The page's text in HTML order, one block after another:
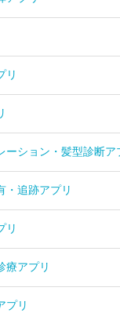
リ
ーション・髪型診断ア
・追跡アプリ
リ
療アプリ
プリ